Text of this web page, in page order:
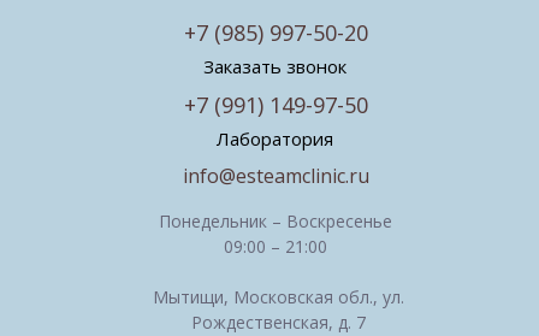
Понедельник – Воскресенье
09:00 – 21:00
Мытищи, Московская обл., ул.
Рождественская, д. 7
Заказать звонок
Лаборатория
info@esteamclinic.ru
+7 (991) 149-97-50
+7 (985) 997-50-20